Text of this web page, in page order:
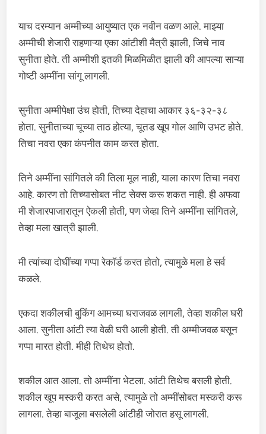
याच दरम्यान अम्मीच्या आयुष्यात एक नवीन वळण आले. माझ्या
अम्मीची शेजारी राहणाऱ्या एका आंटीशी मैत्री झाली, जिचे नाव
सुनीता होते. ती अम्मीशी इतकी मिळमिळीत झाली की आपल्या साऱ्या
गोष्टी अम्मींना सांगू लागली.
सुनीता अम्मीपेक्षा उंच होती, तिच्या देहाचा आकार ३६-३२-३८
होता. सुनीताच्या चूच्या ताठ होत्या, चूतड खूप गोल आणि उभट होते.
तिचा नवरा एका कंपनीत काम करत होता.
तिने अम्मींना सांगितले की तिला मूल नाही, याला कारण तिचा नवरा
आहे. कारण तो तिच्यासोबत नीट सेक्स करू शकत नाही. ही अफवा
मी शेजारपाजारातून ऐकली होती, पण जेव्हा तिने अम्मींना सांगितले,
तेव्हा मला खात्री झाली.
मी त्यांच्या दोघींच्या गप्पा रेकॉर्ड करत होतो, त्यामुळे मला हे सर्व
कळले.
एकदा शकीलची बुकिंग आमच्या घराजवळ लागली, तेव्हा शकील घरी
आला. सुनीता आंटी त्या वेळी घरी आली होती. ती अम्मीजवळ बसून
गप्पा मारत होती. मीही तिथेच होतो.
शकील आत आला. तो अम्मींना भेटला. आंटी तिथेच बसली होती.
शकील खूप मस्करी करत असे, त्यामुळे तो अम्मींसोबत मस्करी करू
लागला. तेव्हा बाजूला बसलेली आंटीही जोरात हसू लागली.